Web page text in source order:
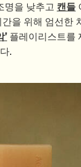
명을 낮추고 캔들
을 위해 엄선한
’ 플레이리스트를
.